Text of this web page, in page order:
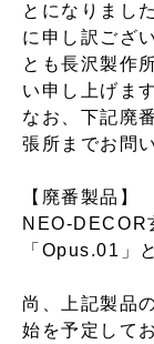
とになりまし
に申し訳ござ
とも長沢製作
い申し上げます
なお、下記廃
張所までお問
【廃番製品】
NEO-DECOR
「Opus.01」
尚、上記製品
始を予定して